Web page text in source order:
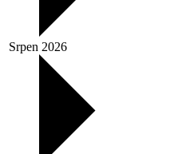
Srpen 2026